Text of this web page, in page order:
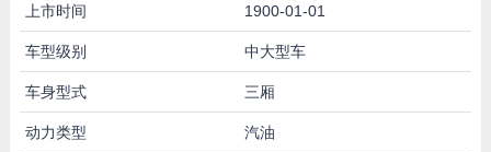
上市时间 1900-01-01
车型级别 中大型车
车身型式 三厢
动力类型 汽油